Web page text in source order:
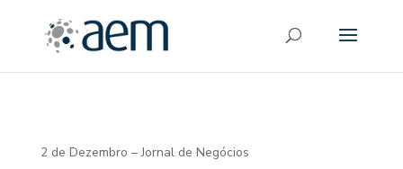
2 de Dezembro – Jornal de Negócios